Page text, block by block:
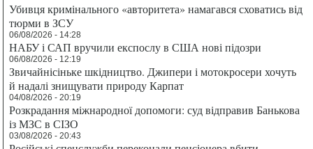
Убивця кримінального «авторитета» намагався сховатись від
тюрми в ЗСУ
06/08/2026 - 14:28
НАБУ і САП вручили експослу в США нові підозри
06/08/2026 - 12:19
Звичайнісіньке шкідництво. Джипери і мотокросери хочуть
й надалі знищувати природу Карпат
04/08/2026 - 20:19
Розкрадання міжнародної допомоги: суд відправив Банькова
із МЗС в СІЗО
03/08/2026 - 20:43